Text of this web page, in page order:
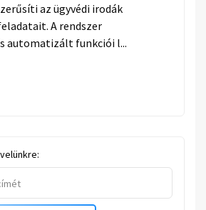
az ügyvédi irodák
A rendszer
automatizált funkciói l...